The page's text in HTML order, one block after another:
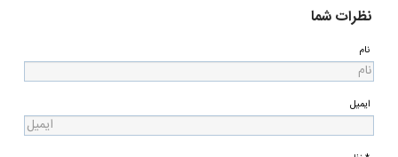
نظرات شما
نام
ایمیل